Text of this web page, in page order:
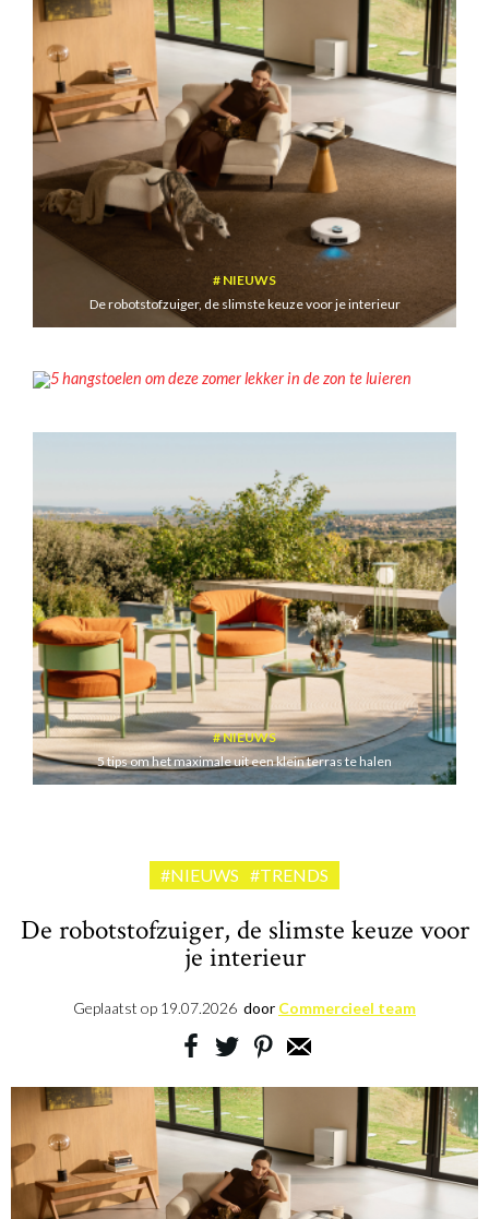
NIEUWS
De robotstofzuiger, de slimste keuze voor je interieur
NIEUWS
5 tips om het maximale uit een klein terras te halen
#NIEUWS #TRENDS
De robotstofzuiger, de slimste keuze voor
je interieur
Geplaatst op 19.07.2026 door Commercieel team